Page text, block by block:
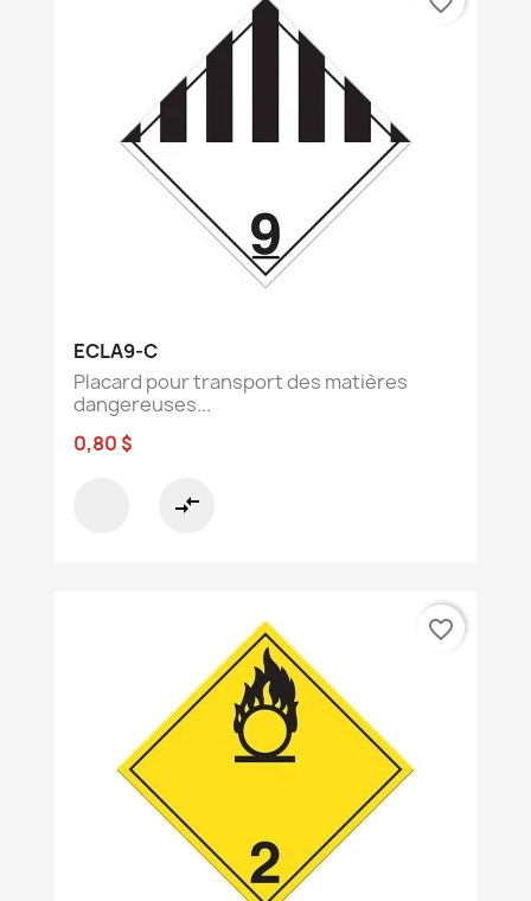
ECLA9-C
Placard pour transport des matières
dangereuses...
0,80 $
compare_arrows
favorite_border